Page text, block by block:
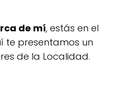
de mí, estás en el
te presentamos un
de la Localidad.